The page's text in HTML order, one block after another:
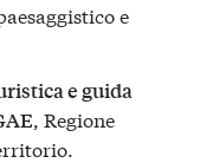
e
e guida
, Regione